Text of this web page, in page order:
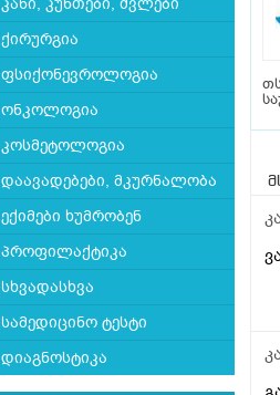
ქირურგია
ფსიქონევროლოგია
ონკოლოგია
კოსმეტოლოგია
დაავადებები, მკურნალობა
ექიმები ხუმრობენ
პროფილაქტიკა
სხვადასხვა
სამედიცინო ტესტი
დიაგნოსტიკა